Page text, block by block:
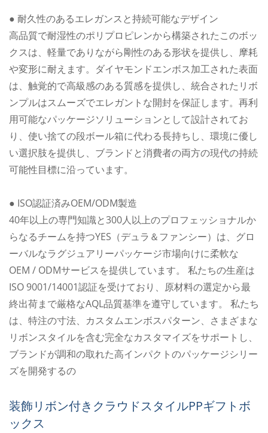
● 耐久性のあるエレガンスと持続可能なデザイン
高品質で耐湿性のポリプロピレンから構築されたこのボッ
クスは、軽量でありながら剛性のある形状を提供し、摩耗
や変形に耐えます。ダイヤモンドエンボス加工された表面
は、触覚的で高級感のある質感を提供し、統合されたリボ
ンプルはスムーズでエレガントな開封を保証します。再利
用可能なパッケージソリューションとして設計されてお
り、使い捨ての段ボール箱に代わる長持ちし、環境に優し
い選択肢を提供し、ブランドと消費者の両方の現代の持続
可能性目標に沿っています。
● ISO認証済みOEM/ODM製造
40年以上の専門知識と300人以上のプロフェッショナルか
らなるチームを持つYES（デュラ＆ファンシー）は、グロ
ーバルなラグジュアリーパッケージ市場向けに柔軟な
OEM / ODMサービスを提供しています。 私たちの生産は
ISO 9001/14001認証を受けており、原材料の選定から最
終出荷まで厳格なAQL品質基準を遵守しています。 私たち
は、特注の寸法、カスタムエンボスパターン、さまざまな
リボンスタイルを含む完全なカスタマイズをサポートし、
ブランドが調和の取れた高インパクトのパッケージシリー
ズを開発するの
装飾リボン付きクラウドスタイルPPギフトボ
ックス